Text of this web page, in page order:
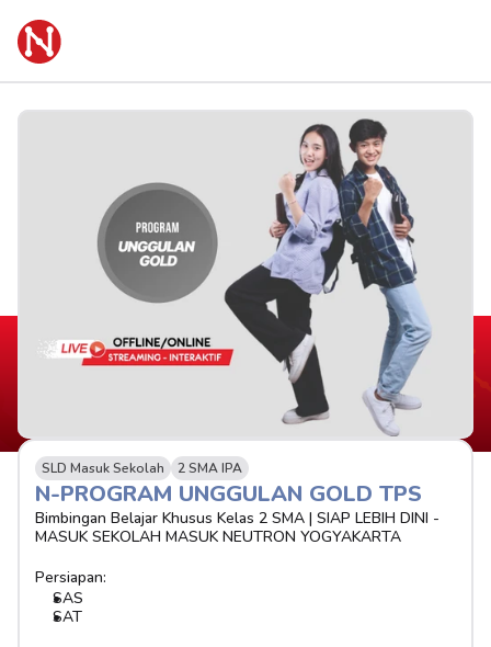
SLD Masuk Sekolah 2 SMA IPA
N-PROGRAM UNGGULAN GOLD TPS
Bimbingan Belajar Khusus Kelas 2 SMA | SIAP LEBIH DINI -
MASUK SEKOLAH MASUK NEUTRON YOGYAKARTA
Persiapan:
SAS
SAT